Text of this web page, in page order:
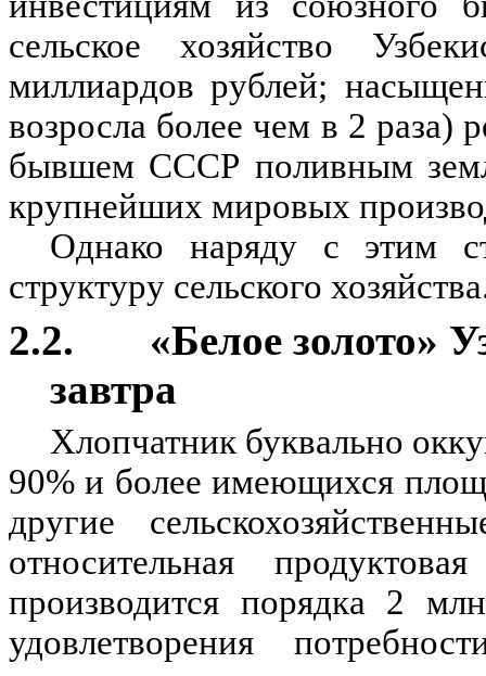
сельское хозяйство
миллиардов рублей;
возросла более чем в 2 раза)
бывшем СССР поливным
крупнейших мировых
Однако наряду с этим
структуру сельского
2.2. «Белое золото»
завтра
Хлопчатник буквально
90% и более имеющихся
другие
относительная
производится порядка 2
удовлетворения